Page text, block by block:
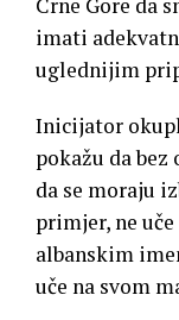
imati
uglednijim
Inicijator
pokažu da
da se moraju
primjer, ne
albanskim
uče na svom